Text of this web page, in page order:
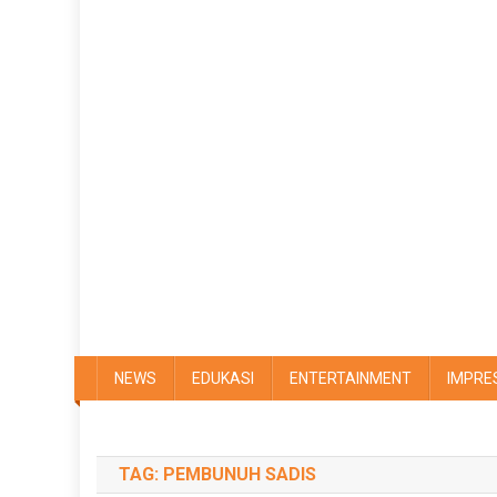
NEWS EDUKASI ENTERTAINMENT
TAG: PEMBUNUH SADIS